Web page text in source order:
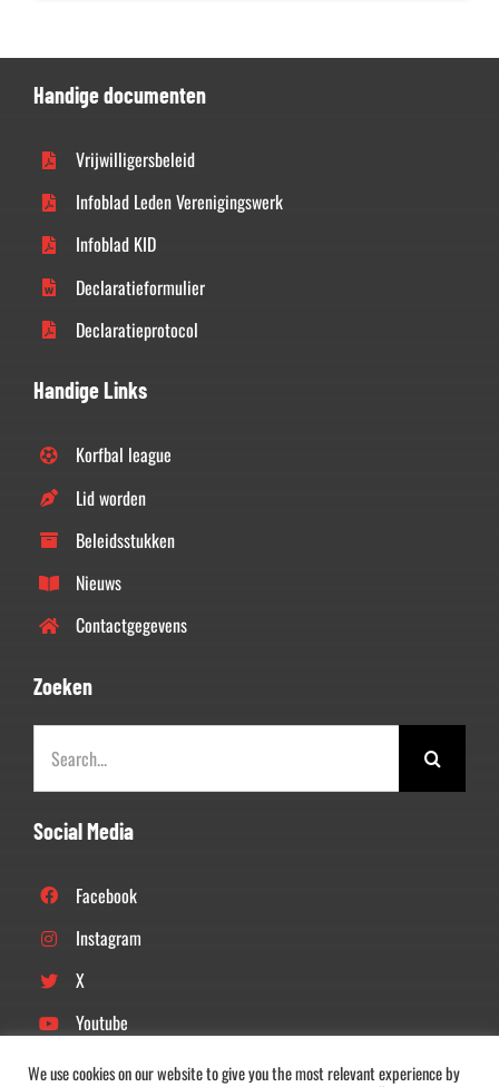
Handige documenten
Vrijwilligersbeleid
Infoblad Leden Verenigingswerk
Infoblad KID
Declaratieformulier
Declaratieprotocol
Handige Links
Korfbal league
Lid worden
Beleidsstukken
Nieuws
Contactgegevens
Zoeken
naar:
Social Media
Facebook
Instagram
X
Youtube
Linkedin
We use cookies on our website to give you the most relevant experience by